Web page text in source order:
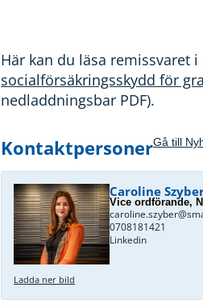
Här kan du läsa remissvaret
socialförsäkringsskydd för
nedladdningsbar PDF).
KontaktpersonerGå till
Caroline
Vice ordförande,
0708181421
Linkedin
Ladda ner bild